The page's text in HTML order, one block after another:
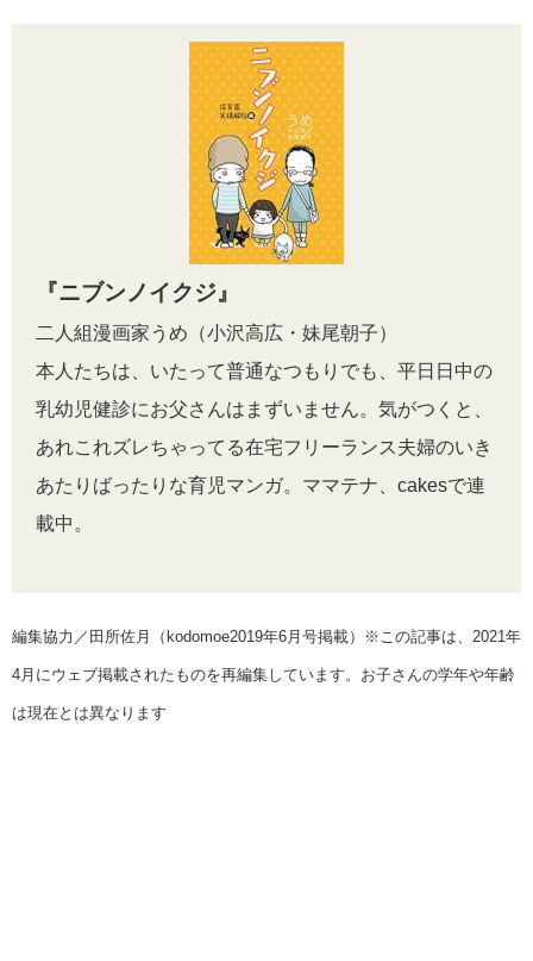
『ニブンノイクジ』
二人組漫画家うめ（小沢高広・妹尾朝子）
本人たちは、いたって普通なつもりでも、平日日中の
乳幼児健診にお父さんはまずいません。気がつくと、
あれこれズレちゃってる在宅フリーランス夫婦のいき
あたりばったりな育児マンガ。ママテナ、cakesで連
載中。
編集協力／田所佐月（kodomoe2019年6月号掲載）※この記事は、2021年
4月にウェブ掲載されたものを再編集しています。お子さんの学年や年齢
は現在とは異なります